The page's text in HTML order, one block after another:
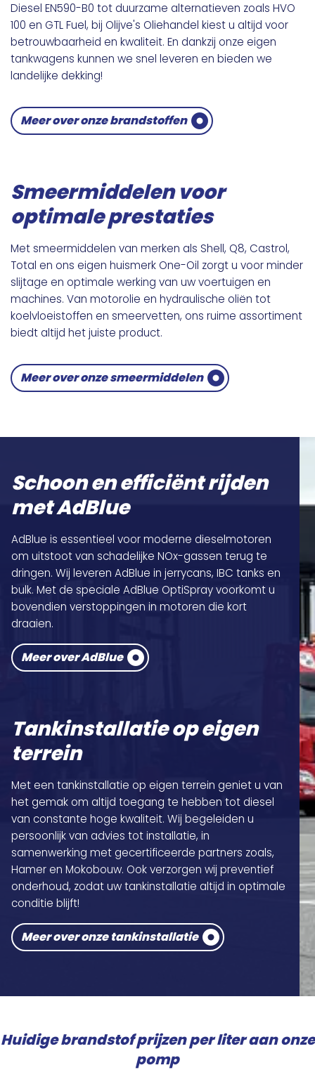
Diesel EN590-B0 tot duurzame alternatieven zoals HVO
100 en GTL Fuel, bij Olijve's Oliehandel kiest u altijd voor
betrouwbaarheid en kwaliteit. En dankzij onze eigen
tankwagens kunnen we snel leveren en bieden we
landelijke dekking!
Meer over onze brandstoffen
Smeermiddelen voor
optimale prestaties
Met smeermiddelen van merken als Shell, Q8, Castrol,
Total en ons eigen huismerk One-Oil zorgt u voor minder
slijtage en optimale werking van uw voertuigen en
machines. Van motorolie en hydraulische oliën tot
koelvloeistoffen en smeervetten, ons ruime assortiment
biedt altijd het juiste product.
Meer over onze smeermiddelen
Schoon en efficiënt rijden
met AdBlue
AdBlue is essentieel voor moderne dieselmotoren
om uitstoot van schadelijke NOx-gassen terug te
dringen. Wij leveren AdBlue in jerrycans, IBC tanks en
bulk. Met de speciale AdBlue OptiSpray voorkomt u
bovendien verstoppingen in motoren die kort
draaien.
Meer over AdBlue
Tankinstallatie op eigen
terrein
Met een tankinstallatie op eigen terrein geniet u van
het gemak om altijd toegang te hebben tot diesel
van constante hoge kwaliteit. Wij begeleiden u
persoonlijk van advies tot installatie, in
samenwerking met gecertificeerde partners zoals,
Hamer en Mokobouw. Ook verzorgen wij preventief
onderhoud, zodat uw tankinstallatie altijd in optimale
conditie blijft!
Meer over onze tankinstallatie
Huidige brandstof prijzen per liter aan onze
pomp